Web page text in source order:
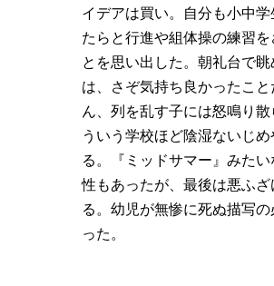
イデアは買い。自分も小中
たらと行進や組体操の練習
とを思い出した。朝礼台で
は、さぞ気持ち良かったこ
ん、列を乱す子には怒鳴り
ういう学校ほど陰湿ないじ
る。『ミッドサマー』みた
性もあったが、最後は悪ふ
る。幼児が無惨に死ぬ描写
った。